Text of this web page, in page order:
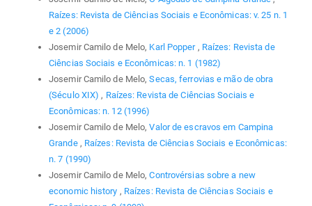
Raízes: Revista de Ciências Sociais e Econômicas: v. 25 n. 1
e 2 (2006)
Josemir Camilo de Melo, Karl Popper , Raízes: Revista de
Ciências Sociais e Econômicas: n. 1 (1982)
Josemir Camilo de Melo,Secas, ferrovias e mão de obra
(Século XIX) , Raízes: Revista de Ciências Sociais e
Econômicas: n. 12 (1996)
Josemir Camilo de Melo,Valor de escravos em Campina
Grande , Raízes: Revista de Ciências Sociais e Econômicas:
n. 7 (1990)
Josemir Camilo de Melo,Controvérsias sobre a new
economic history , Raízes: Revista de Ciências Sociais e